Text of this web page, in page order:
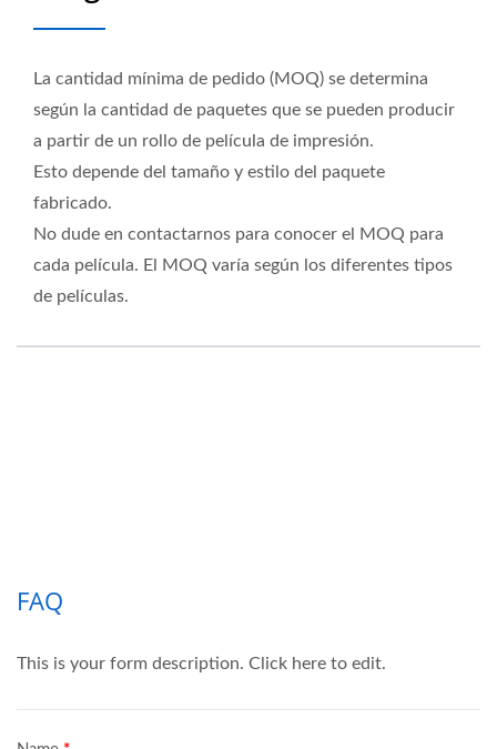
La cantidad mínima de pedido (MOQ) se determina
según la cantidad de paquetes que se pueden producir
a partir de un rollo de película de impresión.
Esto depende del tamaño y estilo del paquete
fabricado.
No dude en contactarnos para conocer el MOQ para
cada película. El MOQ varía según los diferentes tipos
de películas.